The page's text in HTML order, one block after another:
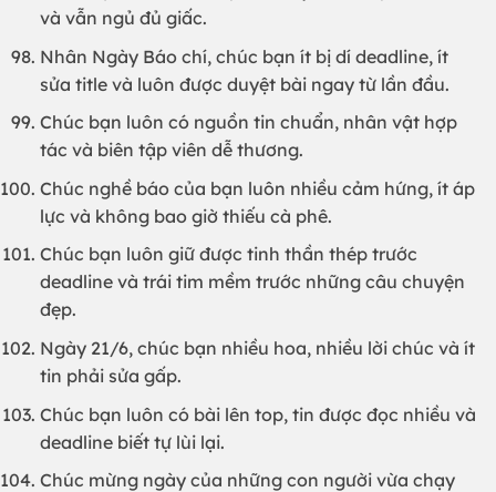
và vẫn ngủ đủ giấc.
Nhân Ngày Báo chí, chúc bạn ít bị dí deadline, ít
sửa title và luôn được duyệt bài ngay từ lần đầu.
Chúc bạn luôn có nguồn tin chuẩn, nhân vật hợp
tác và biên tập viên dễ thương.
Chúc nghề báo của bạn luôn nhiều cảm hứng, ít áp
lực và không bao giờ thiếu cà phê.
Chúc bạn luôn giữ được tinh thần thép trước
deadline và trái tim mềm trước những câu chuyện
đẹp.
Ngày 21/6, chúc bạn nhiều hoa, nhiều lời chúc và ít
tin phải sửa gấp.
Chúc bạn luôn có bài lên top, tin được đọc nhiều và
deadline biết tự lùi lại.
Chúc mừng ngày của những con người vừa chạy